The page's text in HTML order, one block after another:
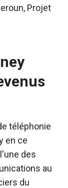
, Projet
téléphonie
en ce
des
au
du